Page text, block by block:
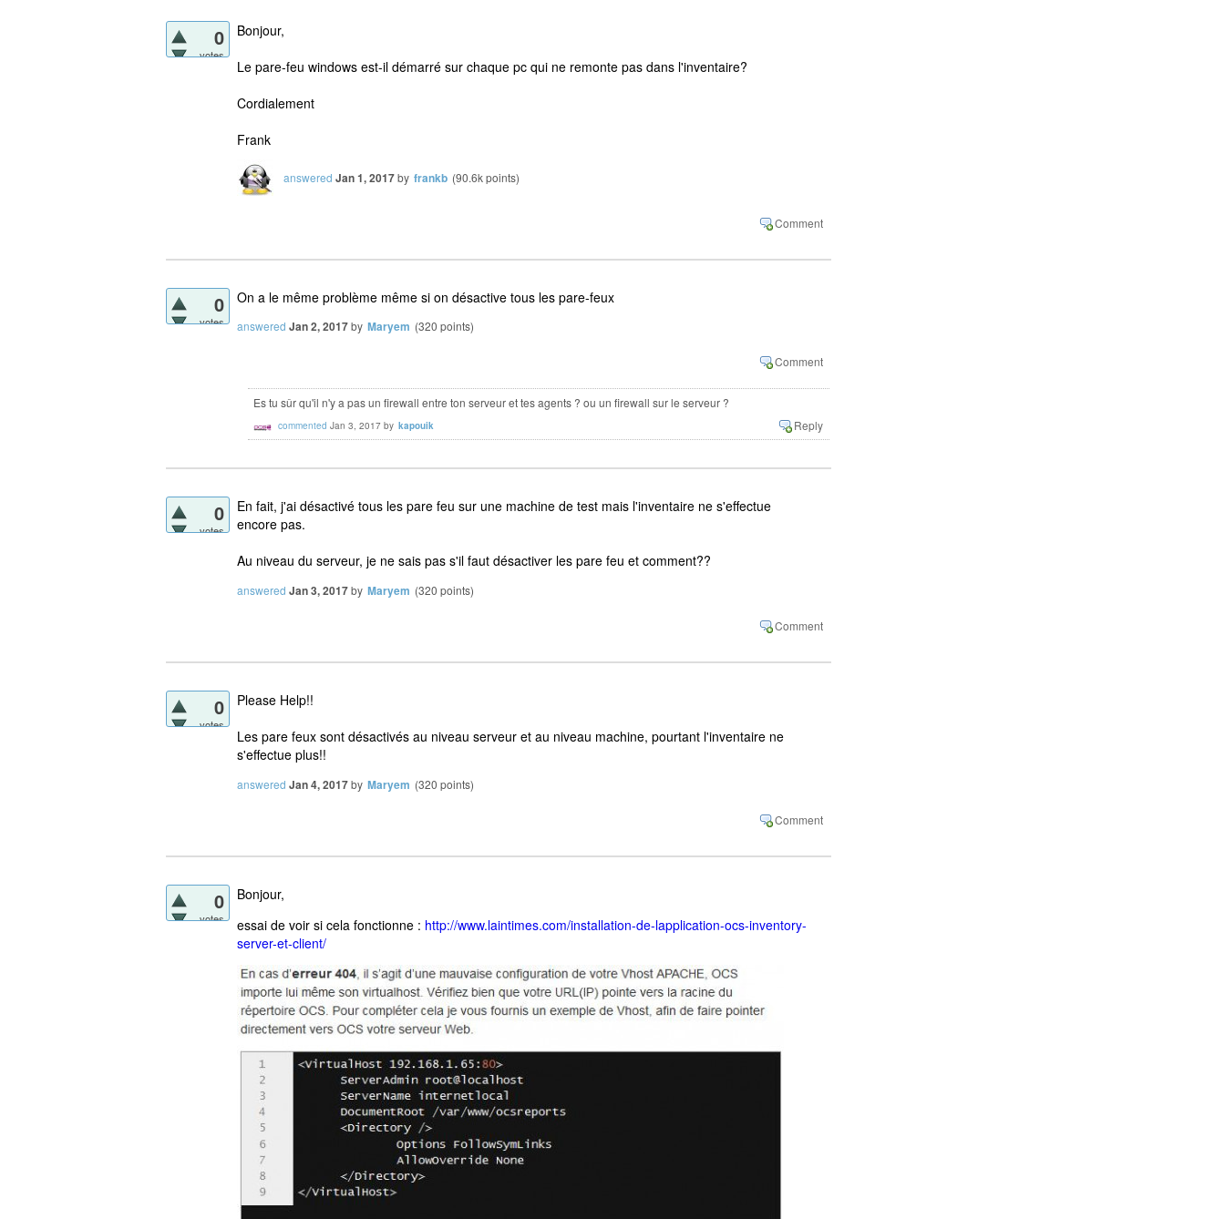
0
votes
Bonjour,
Le pare-feu windows est-il démarré sur chaque pc qui ne remonte pas dans l'inventaire?
Cordialement
Frank
answered Jan 1, 2017by frankb (90.6kpoints)
0
votes
On a le même problème même si on désactive tous les pare-feux
answered Jan 2, 2017by Maryem (320 points)
Es tu sûr qu'il n'y a pas un firewall entre ton serveur et tes agents ? ou un firewall sur le serveur ?
commented Jan 3, 2017 by kapouik
0
votes
En fait, j'ai désactivé tous les pare feu sur une machine de test mais l'inventaire ne s'effectue
encore pas.
Au niveau du serveur, je ne sais pas s'il faut désactiver les pare feu et comment??
answered Jan 3, 2017by Maryem (320 points)
0
votes
Please Help!!
Les pare feux sont désactivés au niveau serveur et au niveau machine, pourtant l'inventaire ne
s'effectue plus!!
answered Jan 4, 2017by Maryem (320 points)
0
votes
Bonjour,
essai de voir si cela fonctionne : http://www.laintimes.com/installation-de-lapplication-ocs-inventory-
server-et-client/